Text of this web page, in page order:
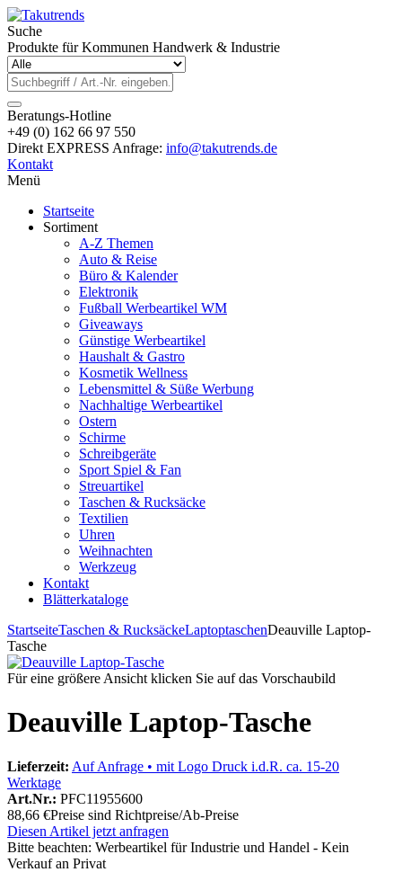
Suche
Produkte für Kommunen Handwerk & Industrie
Beratungs-Hotline
+49 (0) 162 66 97 550
Direkt EXPRESS Anfrage: info@takutrends.de
Kontakt
Menü
Startseite
Sortiment
A-Z Themen
Auto & Reise
Büro & Kalender
Elektronik
Fußball Werbeartikel WM
Giveaways
Günstige Werbeartikel
Haushalt & Gastro
Kosmetik Wellness
Lebensmittel & Süße Werbung
Nachhaltige Werbeartikel
Ostern
Schirme
Schreibgeräte
Sport Spiel & Fan
Streuartikel
Taschen & Rucksäcke
Textilien
Uhren
Weihnachten
Werkzeug
Kontakt
Blätterkataloge
StartseiteTaschen & RucksäckeLaptoptaschenDeauville Laptop-
Tasche
Für eine größere Ansicht klicken Sie auf das Vorschaubild
Deauville Laptop-Tasche
Lieferzeit: Auf Anfrage • mit Logo Druck i.d.R. ca. 15-20
Werktage
Art.Nr.: PFC11955600
88,66 €Preise sind Richtpreise/Ab-Preise
Diesen Artikel jetzt anfragen
Bitte beachten: Werbeartikel für Industrie und Handel - Kein
Verkauf an Privat